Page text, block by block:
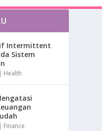
Intermittent
Sistem
| Health
| Finance